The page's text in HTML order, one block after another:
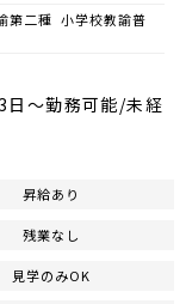
第二種 小学校教諭普
～勤務可能/未経
昇給あり
残業なし
見学のみOK